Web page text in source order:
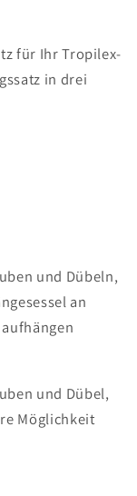
für Ihr Tropilex-
in drei
und Dübeln,
an
und Dübel,
Möglichkeit